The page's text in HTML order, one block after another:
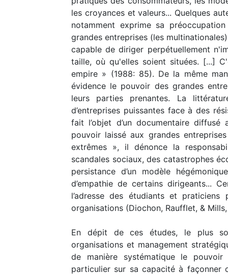
les croyances et valeurs... Quelques
notamment exprime sa
grandes entreprises (les
capable de diriger perpétuellement
taille, où qu'elles soient situées. [...]
empire » (1988: 85). De la même
évidence le pouvoir des grandes
leurs parties prenantes. La
d’entreprises puissantes face à des
fait l’objet d’un documentaire
pouvoir laissé aux grandes
extrêmes », il dénonce la
scandales sociaux, des catastrophes
persistance d’un modèle
d’empathie de certains dirigeants...
l’adresse des étudiants et
organisations (Diochon, Raufflet, &
En dépit de ces études, le plus
organisations et management
de manière systématique le
particulier sur sa capacité à façonner